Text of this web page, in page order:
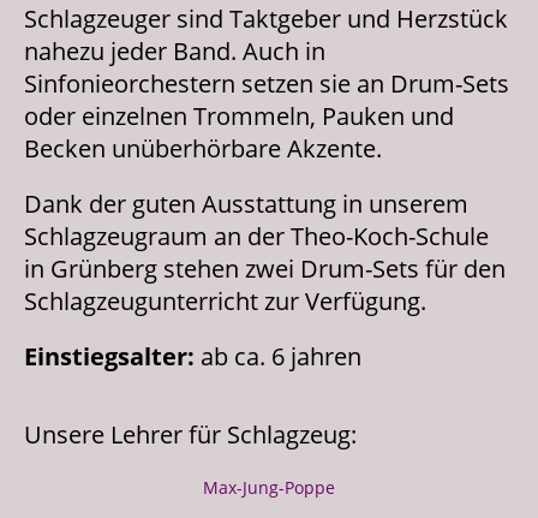
Schlagzeuger sind Taktgeber und Herzstück
nahezu jeder Band. Auch in
Sinfonieorchestern setzen sie an Drum-Sets
oder einzelnen Trommeln, Pauken und
Becken unüberhörbare Akzente.
Dank der guten Ausstattung in unserem
Schlagzeugraum an der Theo-Koch-Schule
in Grünberg stehen zwei Drum-Sets für den
Schlagzeugunterricht zur Verfügung.
Einstiegsalter: ab ca. 6 jahren
Unsere Lehrer für Schlagzeug:
Max-Jung-Poppe